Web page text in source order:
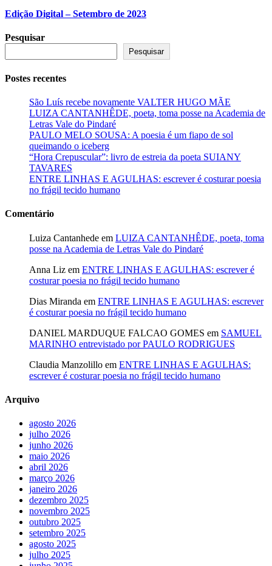
Edição Digital – Setembro de 2023
Pesquisar
Pesquisar
Postes recentes
São Luís recebe novamente VALTER HUGO MÃE
LUIZA CANTANHÊDE, poeta, toma posse na Academia de
Letras Vale do Pindaré
PAULO MELO SOUSA: A poesia é um fiapo de sol
queimando o iceberg
“Hora Crepuscular”: livro de estreia da poeta SUIANY
TAVARES
ENTRE LINHAS E AGULHAS: escrever é costurar poesia
no frágil tecido humano
Comentário
Luiza Cantanhede em LUIZA CANTANHÊDE, poeta, toma
posse na Academia de Letras Vale do Pindaré
Anna Liz em ENTRE LINHAS E AGULHAS: escrever é
costurar poesia no frágil tecido humano
Dias Miranda em ENTRE LINHAS E AGULHAS: escrever
é costurar poesia no frágil tecido humano
DANIEL MARDUQUE FALCAO GOMES em SAMUEL
MARINHO entrevistado por PAULO RODRIGUES
Claudia Manzolillo em ENTRE LINHAS E AGULHAS:
escrever é costurar poesia no frágil tecido humano
Arquivo
agosto 2026
julho 2026
junho 2026
maio 2026
abril 2026
março 2026
janeiro 2026
dezembro 2025
novembro 2025
outubro 2025
setembro 2025
agosto 2025
julho 2025